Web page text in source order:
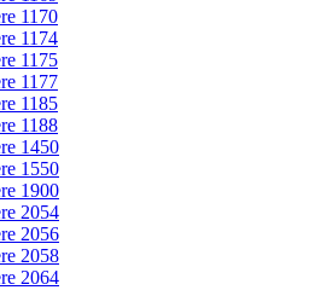
1170
1174
1175
1177
1185
1188
1450
1550
1900
2054
2056
2058
2064